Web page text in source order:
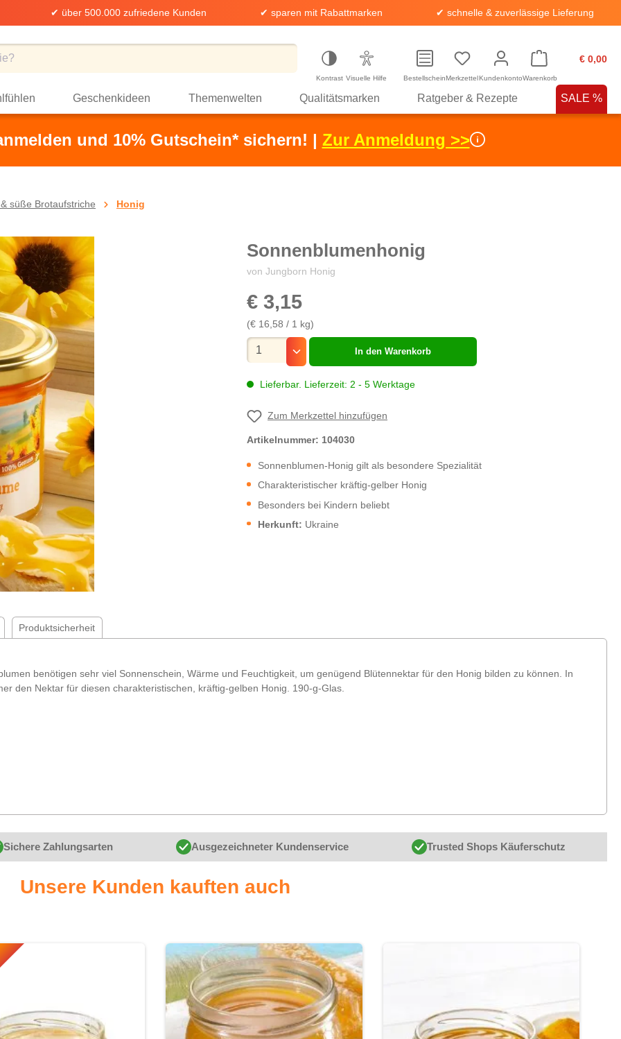
✔ über 500.000 zufriedene Kunden ✔ sparen mit Rabattmarken ✔ schnelle & zuverlässige Lieferung
Kontrast Visuelle Hilfe BestellscheinMerkzettelKundenkonto
€ 0,00
Warenkorb
Geschenkideen Themenwelten Qualitätsmarken Ratgeber & Rezepte SALE %
und 10% Gutschein* sichern! | Zur Anmeldung >>
süße Brotaufstriche Honig
Sonnenblumenhonig
von Jungborn Honig
€ 3,15
(€ 16,58 / 1 kg)
Lieferbar. Lieferzeit: 2 - 5 Werktage
Mengenauswahl
In den Warenkorb
Zum Merkzettel hinzufügen
Artikelnummer: 104030
Sonnenblumen-Honig gilt als besondere Spezialität
Charakteristischer kräftig-gelber Honig
Besonders bei Kindern beliebt
Herkunft: Ukraine
Produktsicherheit
benötigen sehr viel Sonnenschein, Wärme und Feuchtigkeit, um genügend Blütennektar für den Honig bilden zu können. In
den Nektar für diesen charakteristischen, kräftig-gelben Honig. 190-g-Glas.
Sichere Zahlungsarten Ausgezeichneter Kundenservice Trusted Shops Käuferschutz
Unsere Kunden kauften auch